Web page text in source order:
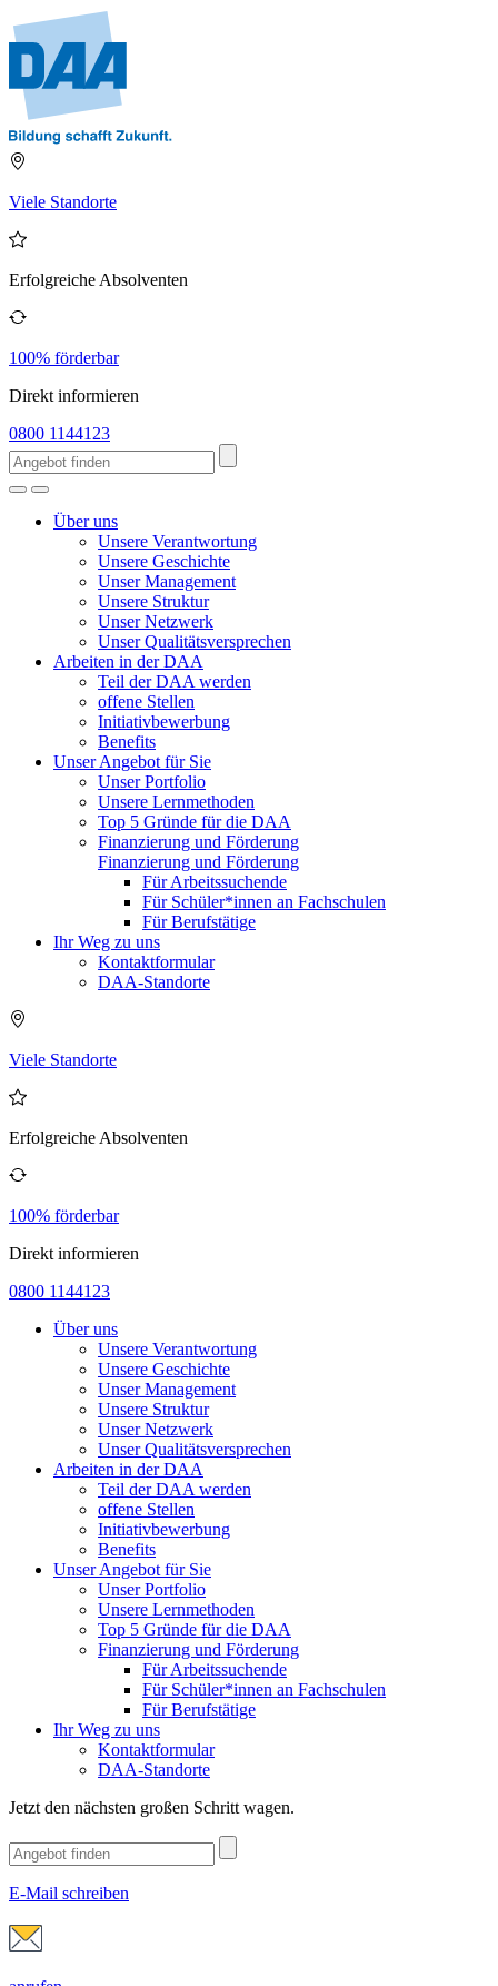
Viele Standorte
Erfolgreiche Absolventen
100% förderbar
Direkt informieren
0800 1144123
Über uns
Unsere Verantwortung
Unsere Geschichte
Unser Management
Unsere Struktur
Unser Netzwerk
Unser Qualitätsversprechen
Arbeiten in der DAA
Teil der DAA werden
offene Stellen
Initiativbewerbung
Benefits
Unser Angebot für Sie
Unser Portfolio
Unsere Lernmethoden
Top 5 Gründe für die DAA
Finanzierung und Förderung
Finanzierung und Förderung
Für Arbeitssuchende
Für Schüler*innen an Fachschulen
Für Berufstätige
Ihr Weg zu uns
Kontaktformular
DAA-Standorte
Viele Standorte
Erfolgreiche Absolventen
100% förderbar
Direkt informieren
0800 1144123
Über uns
Unsere Verantwortung
Unsere Geschichte
Unser Management
Unsere Struktur
Unser Netzwerk
Unser Qualitätsversprechen
Arbeiten in der DAA
Teil der DAA werden
offene Stellen
Initiativbewerbung
Benefits
Unser Angebot für Sie
Unser Portfolio
Unsere Lernmethoden
Top 5 Gründe für die DAA
Finanzierung und Förderung
Für Arbeitssuchende
Für Schüler*innen an Fachschulen
Für Berufstätige
Ihr Weg zu uns
Kontaktformular
DAA-Standorte
Jetzt den nächsten großen Schritt wagen.
E-Mail schreiben